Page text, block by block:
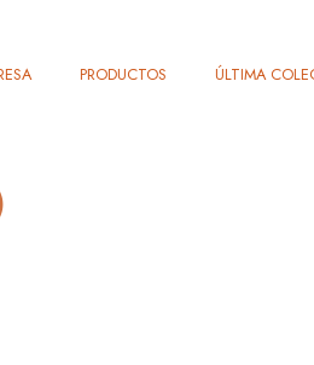
PRODUCTOS ÚLTIMA